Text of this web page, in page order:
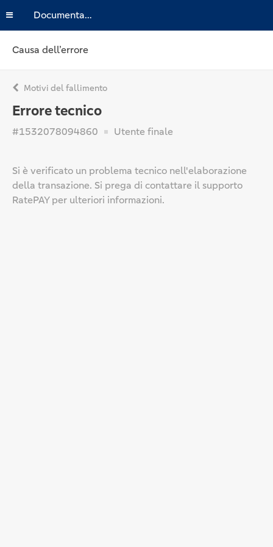
Documentazione
Causa dell’errore
Motivi del fallimento
Errore tecnico
#1532078094860 Utente finale
Si è verificato un problema tecnico nell'elaborazione
della transazione. Si prega di contattare il supporto
RatePAY per ulteriori informazioni.